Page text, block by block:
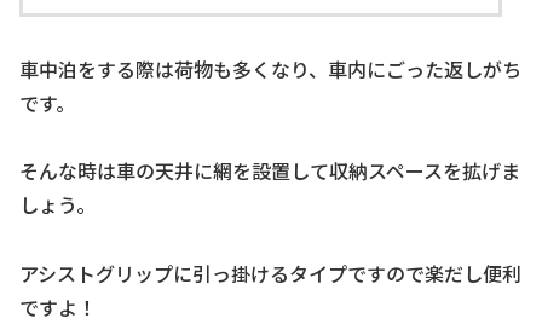
車中泊をする際は荷物も多くなり、車内にごった返しがち
です。
そんな時は車の天井に網を設置して収納スペースを拡げま
しょう。
アシストグリップに引っ掛けるタイプですので楽だし便利
ですよ！